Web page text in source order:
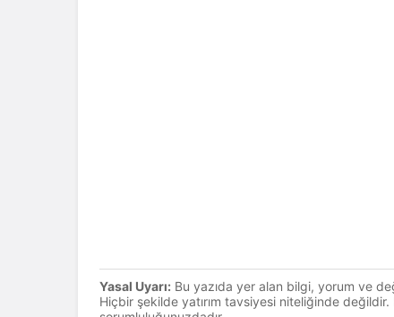
Yasal Uyarı: Bu yazıda yer alan bilgi, yorum ve
Hiçbir şekilde yatırım tavsiyesi niteliğinde